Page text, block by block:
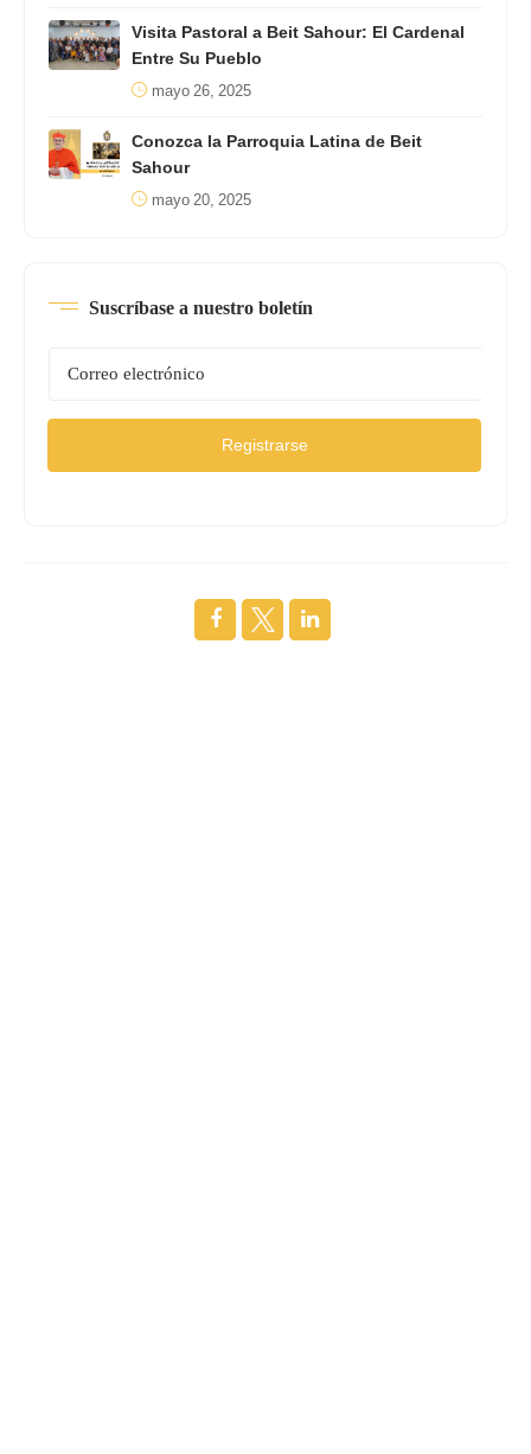
Visita Pastoral a Beit Sahour: El Cardenal
Entre Su Pueblo
mayo 26, 2025
Conozca la Parroquia Latina de Beit
Sahour
mayo 20, 2025
Suscríbase a nuestro boletín
Registrarse